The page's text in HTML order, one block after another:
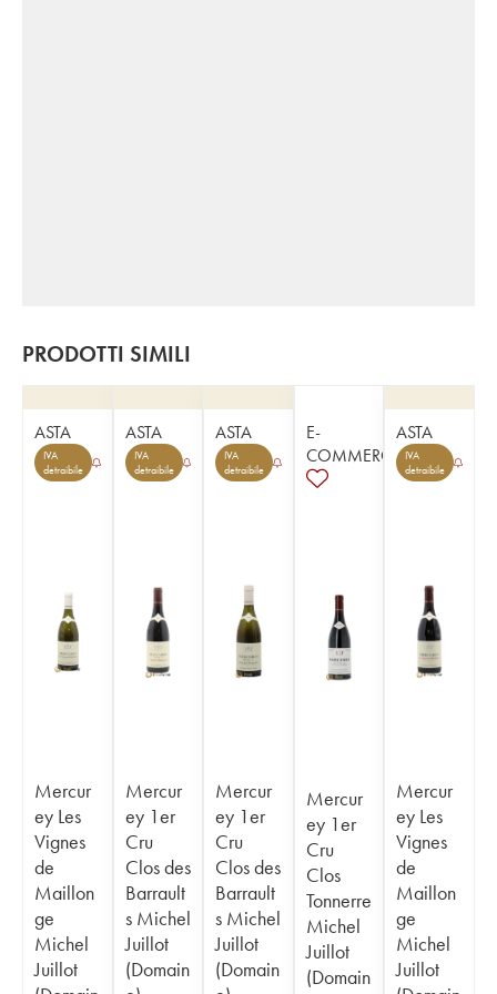
PRODOTTI SIMILI
ASTA
IVA
detraibile
Mercur
ey Les
Vignes
de
Maillon
ge
Michel
Juillot
ASTA
IVA
detraibile
Mercur
ey 1er
Cru
Clos des
Barrault
s Michel
Juillot
(Domain
ASTA
IVA
detraibile
Mercur
ey 1er
Cru
Clos des
Barrault
s Michel
Juillot
(Domain
E-
COMMERCE
Mercur
ey 1er
Cru
Clos
Tonnerre
Michel
Juillot
(Domain
ASTA
IVA
detraibile
Mercur
ey Les
Vignes
de
Maillon
ge
Michel
Juillot